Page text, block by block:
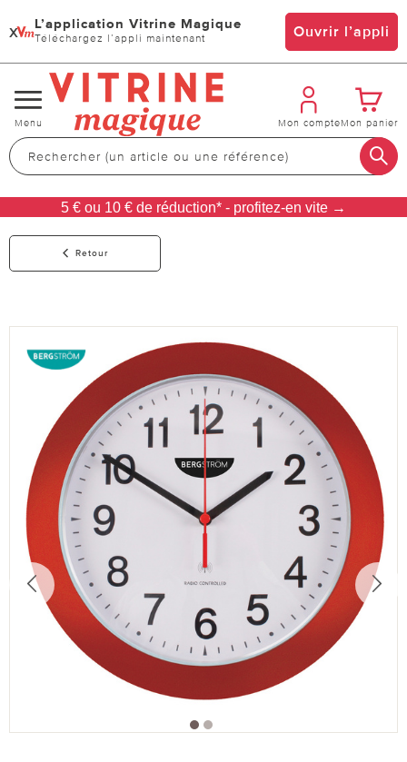
x L’application Vitrine Magique
Téléchargez l’appli maintenant Ouvrir l’appli
Changer
de
navigation
Menu Mon compteMon panier
5 € ou 10 € de réduction* - profitez-en vite →
Retour